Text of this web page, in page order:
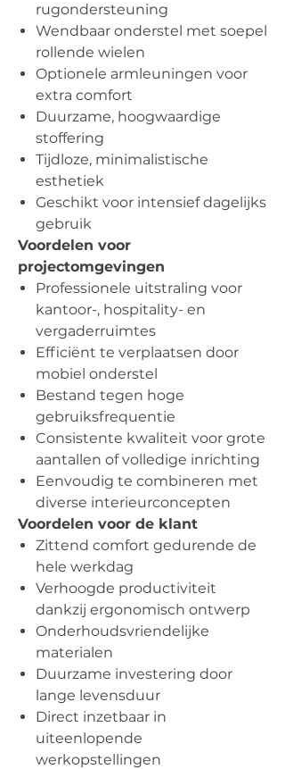
rugondersteuning
Wendbaar onderstel met soepel
rollende wielen
Optionele armleuningen voor
extra comfort
Duurzame, hoogwaardige
stoffering
Tijdloze, minimalistische
esthetiek
Geschikt voor intensief dagelijks
gebruik
Voordelen voor
projectomgevingen
Professionele uitstraling voor
kantoor-, hospitality- en
vergaderruimtes
Efficiënt te verplaatsen door
mobiel onderstel
Bestand tegen hoge
gebruiksfrequentie
Consistente kwaliteit voor grote
aantallen of volledige inrichting
Eenvoudig te combineren met
diverse interieurconcepten
Voordelen voor de klant
Zittend comfort gedurende de
hele werkdag
Verhoogde productiviteit
dankzij ergonomisch ontwerp
Onderhoudsvriendelijke
materialen
Duurzame investering door
lange levensduur
Direct inzetbaar in
uiteenlopende
werkopstellingen